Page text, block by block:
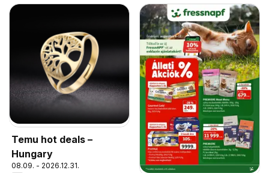
Temu hot deals –
Hungary
08.09. - 2026.12.31.